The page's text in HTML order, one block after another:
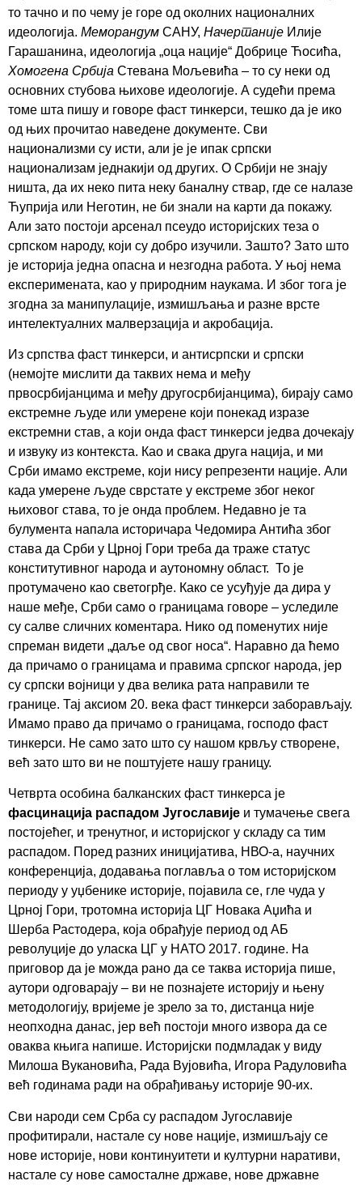
то тачно и по чему је горе од околних националних
идеологија. Меморандум САНУ, Начертаније Илије
Гарашанина, идеологија „оца нације“ Добрице Ћосића,
Хомогена Србија Стевана Мољевића – то су неки од
основних стубова њихове идеологије. А судећи према
томе шта пишу и говоре фаст тинкерси, тешко да је ико
од њих прочитао наведене документе. Сви
национализми су исти, али је је ипак српски
национализам једнакији од других. О Србији не знају
ништа, да их неко пита неку баналну ствар, где се налазе
Ћуприја или Неготин, не би знали на карти да покажу.
Али зато постоји арсенал псеудо историјских теза о
српском народу, који су добро изучили. Зашто? Зато што
је историја једна опасна и незгодна работа. У њој нема
експеримената, као у природним наукама. И због тога је
згодна за манипулације, измишљања и разне врсте
интелектуалних малверзација и акробација.
Из српства фаст тинкерси, и антисрпски и српски
(немојте мислити да таквих нема и међу
првосрбијанцима и међу другосрбијанцима), бирају само
екстремне људе или умерене који понекад изразе
екстремни став, а који онда фаст тинкерси једва дочекају
и извуку из контекста. Као и свака друга нација, и ми
Срби имамо екстреме, који нису репрезенти нације. Али
када умерене људе сврстате у екстреме због неког
њиховог става, то је онда проблем. Недавно је та
булумента напала историчара Чедомира Антића због
става да Срби у Црној Гори треба да траже статус
конститутивног народа и аутономну област. То је
протумачено као светогрђе. Како се усуђује да дира у
наше међе, Срби само о границама говоре – уследиле
су салве сличних коментара. Нико од поменутих није
спреман видети „даље од свог носа“. Наравно да ћемо
да причамо о границама и правима српског народа, јер
су српски војници у два велика рата направили те
границе. Тај аксиом 20. века фаст тинкерси заборављају.
Имамо право да причамо о границама, господо фаст
тинкерси. Не само зато што су нашом крвљу створене,
већ зато што ви не поштујете нашу границу.
Четврта особина балканских фаст тинкерса је
фасцинација распадом Југославије и тумачење свега
постојећег, и тренутног, и историјског у складу са тим
распадом. Поред разних иницијатива, НВО-а, научних
конференција, додавања поглавља о том историјском
периоду у уџбенике историје, појавила се, гле чуда у
Црној Гори, тротомна историја ЦГ Новака Аџића и
Шерба Растодера, која обрађује период од АБ
револуције до уласка ЦГ у НАТО 2017. године. На
приговор да је можда рано да се таква историја пише,
аутори одговарају – ви не познајете историју и њену
методологију, вријеме је зрело за то, дистанца није
неопходна данас, јер већ постоји много извора да се
оваква књига напише. Историјски подмладак у виду
Милоша Вукановића, Рада Вујовића, Игора Радуловића
већ годинама ради на обрађивању историје 90-их.
Сви народи сем Срба су распадом Југославије
профитирали, настале су нове нације, измишљају се
нове историје, нови континуитети и културни наративи,
настале су нове самосталне државе, нове државне